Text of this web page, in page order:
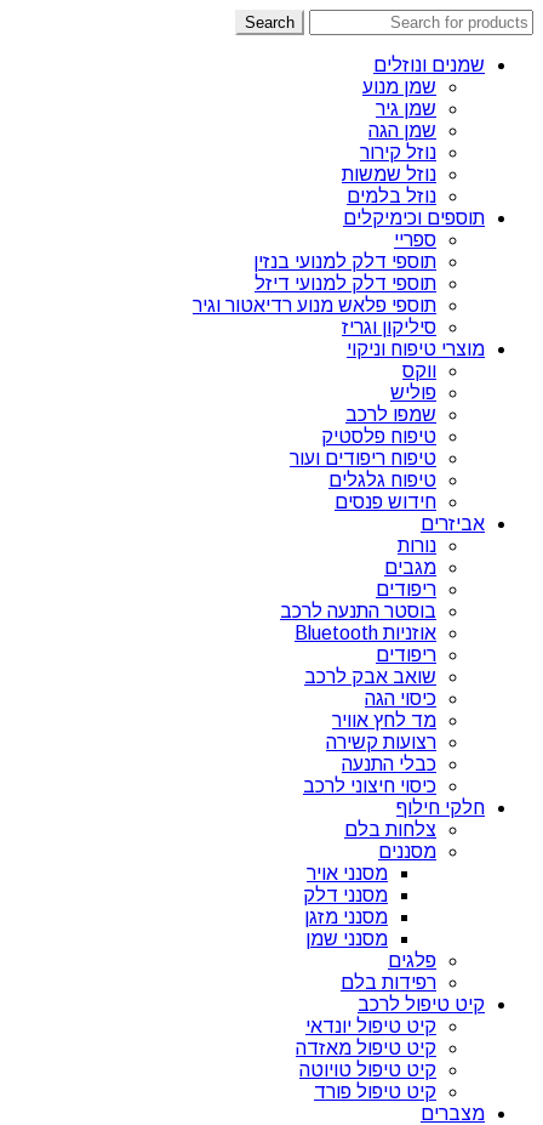
Search
שמנים ונוזלים
שמן מנוע
שמן גיר
שמן הגה
נוזל קירור
נוזל שמשות
נוזל בלמים
תוספים וכימיקלים
ספריי
תוספי דלק למנועי בנזין
תוספי דלק למנועי דיזל
תוספי פלאש מנוע רדיאטור וגיר
סיליקון וגריז
מוצרי טיפוח וניקוי
ווקס
פוליש
שמפו לרכב
טיפוח פלסטיק
טיפוח ריפודים ועור
טיפוח גלגלים
חידוש פנסים
אביזרים
נורות
מגבים
ריפודים
בוסטר התנעה לרכב
אוזניות Bluetooth
ריפודים
שואב אבק לרכב
כיסוי הגה
מד לחץ אוויר
רצועות קשירה
כבלי התנעה
כיסוי חיצוני לרכב
חלקי חילוף
צלחות בלם
מסננים
מסנני אויר
מסנני דלק
מסנני מזגן
מסנני שמן
פלגים
רפידות בלם
קיט טיפול לרכב
קיט טיפול יונדאי
קיט טיפול מאזדה
קיט טיפול טויוטה
קיט טיפול פורד
מצברים